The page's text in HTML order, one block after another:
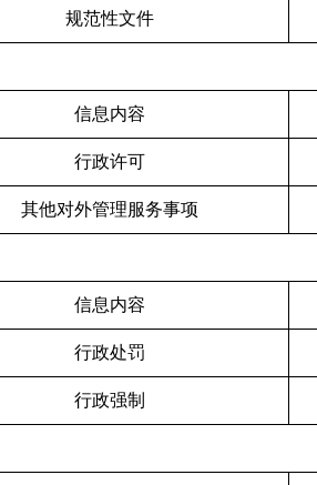
规范性文件
信息内容
行政许可
其他对外管理服务事项
信息内容
行政处罚
行政强制